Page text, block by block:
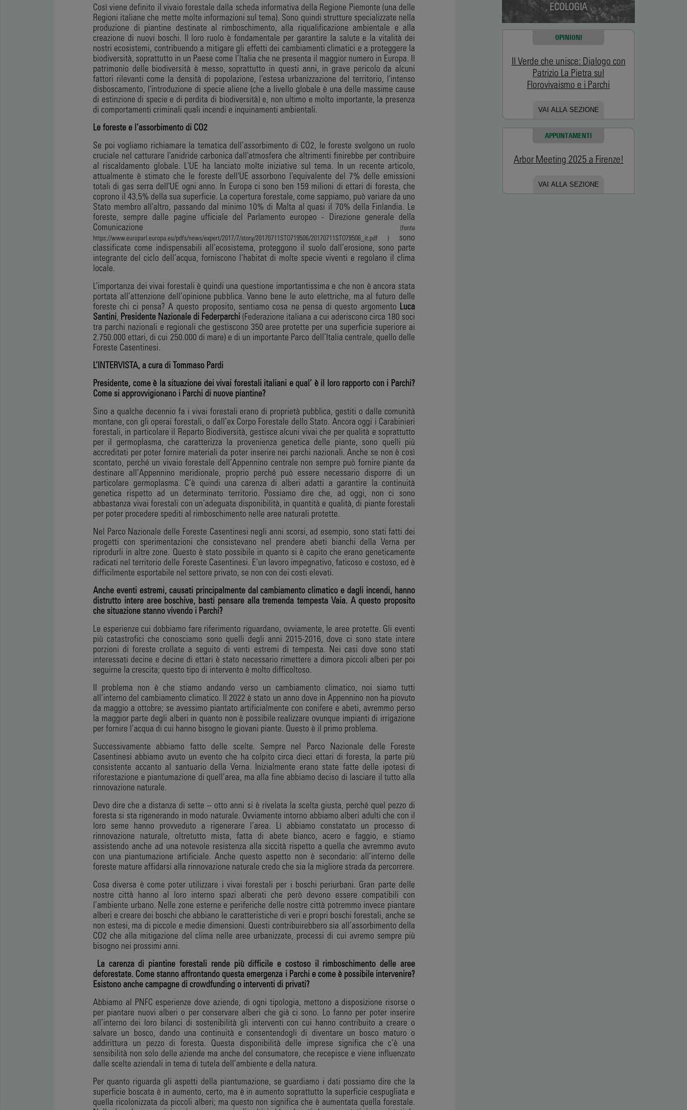
Così viene definito il vivaio forestale dalla scheda informativa della Regione Piemonte (una delle
Regioni italiane che mette molte informazioni sul tema). Sono quindi strutture specializzate nella
produzione di piantine destinate al rimboschimento, alla riqualificazione ambientale e alla
creazione di nuovi boschi. Il loro ruolo è fondamentale per garantire la salute e la vitalità dei
nostri ecosistemi, contribuendo a mitigare gli effetti dei cambiamenti climatici e a proteggere la
biodiversità, soprattutto in un Paese come l’Italia che ne presenta il maggior numero in Europa. Il
patrimonio delle biodiversità è messo, soprattutto in questi anni, in grave pericolo da alcuni
fattori rilevanti come la densità di popolazione, l'estesa urbanizzazione del territorio, l'intenso
disboscamento, l'introduzione di specie aliene (che a livello globale è una delle massime cause
di estinzione di specie e di perdita di biodiversità) e, non ultimo e molto importante, la presenza
di comportamenti criminali quali incendi e inquinamenti ambientali.
Le foreste e l’assorbimento di CO2
Se poi vogliamo richiamare la tematica dell’assorbimento di CO2, le foreste svolgono un ruolo
cruciale nel catturare l'anidride carbonica dall'atmosfera che altrimenti finirebbe per contribuire
al riscaldamento globale. L'UE ha lanciato molte iniziative sul tema. In un recente articolo,
attualmente è stimato che le foreste dell'UE assorbono l'equivalente del 7% delle emissioni
totali di gas serra dell'UE ogni anno. In Europa ci sono ben 159 milioni di ettari di foresta, che
coprono il 43,5% della sua superficie. La copertura forestale, come sappiamo, può variare da uno
Stato membro all'altro, passando dal minimo 10% di Malta al quasi il 70% della Finlandia. Le
foreste, sempre dalle pagine ufficiale del Parlamento europeo - Direzione generale della
Comunicazione
(fonte
https://www.europarl.europa.eu/pdfs/news/expert/2017/7/story/20170711STO719506/20170711STO79506_it.pdf )
sono
classificate come indispensabili all’ecosistema, proteggono il suolo dall’erosione, sono parte
integrante del ciclo dell’acqua, forniscono l’habitat di molte specie viventi e regolano il clima
locale.
L’importanza dei vivai forestali è quindi una questione importantissima e che non è ancora stata
portata all’attenzione dell’opinione pubblica. Vanno bene le auto elettriche, ma al futuro delle
foreste chi ci pensa? A questo proposito, sentiamo cosa ne pensa di questo argomento Luca
Santini, Presidente Nazionale di Federparchi (Federazione italiana a cui aderiscono circa 180 soci
tra parchi nazionali e regionali che gestiscono 350 aree protette per una superficie superiore ai
2.750.000 ettari, di cui 250.000 di mare) e di un importante Parco dell’Italia centrale, quello delle
Foreste Casentinesi.
L’INTERVISTA, a cura di Tommaso Pardi
Presidente, come è la situazione dei vivai forestali italiani e qual’ è il loro rapporto con i Parchi?
Come si approvvigionano i Parchi di nuove piantine?
Sino a qualche decennio fa i vivai forestali erano di proprietà pubblica, gestiti o dalle comunità
montane, con gli operai forestali, o dall’ex Corpo Forestale dello Stato. Ancora oggi i Carabinieri
forestali, in particolare il Reparto Biodiversità, gestisce alcuni vivai che per qualità e soprattutto
per il germoplasma, che caratterizza la provenienza genetica delle piante, sono quelli più
accreditati per poter fornire materiali da poter inserire nei parchi nazionali. Anche se non è così
scontato, perché un vivaio forestale dell’Appennino centrale non sempre può fornire piante da
destinare all’Appennino meridionale, proprio perché può essere necessario disporre di un
particolare germoplasma. C’è quindi una carenza di alberi adatti a garantire la continuità
genetica rispetto ad un determinato territorio. Possiamo dire che, ad oggi, non ci sono
abbastanza vivai forestali con un’adeguata disponibilità, in quantità e qualità, di piante forestali
per poter procedere spediti al rimboschimento nelle aree naturali protette.
Nel Parco Nazionale delle Foreste Casentinesi negli anni scorsi, ad esempio, sono stati fatti dei
progetti con sperimentazioni che consistevano nel prendere abeti bianchi della Verna per
riprodurli in altre zone. Questo è stato possibile in quanto si è capito che erano geneticamente
radicati nel territorio delle Foreste Casentinesi. E’un lavoro impegnativo, faticoso e costoso, ed è
difficilmente esportabile nel settore privato, se non con dei costi elevati.
Anche eventi estremi, causati principalmente dal cambiamentoclimatico e dagli incendi, hanno
distrutto intere aree boschive, basti pensare alla tremenda tempesta Vaia. A questo proposito
che situazione stanno vivendo i Parchi?
Le esperienze cui dobbiamo fare riferimento riguardano, ovviamente, le aree protette. Gli eventi
più catastrofici che conosciamo sono quelli degli anni 2015-2016, dove ci sono state intere
porzioni di foreste crollate a seguito di venti estremi di tempesta. Nei casi dove sono stati
interessati decine e decine di ettari è stato necessario rimettere a dimora piccoli alberi per poi
seguirne la crescita; questo tipo di intervento è molto difficoltoso.
Il problema non è che stiamo andando verso un cambiamento climatico, noi siamo tutti
all’interno del cambiamento climatico. Il 2022 è stato un anno dove in Appennino non ha piovuto
da maggio a ottobre; se avessimo piantato artificialmente con conifere e abeti, avremmo perso
la maggior parte degli alberi in quanto non è possibile realizzare ovunque impianti di irrigazione
per fornire l’acqua di cui hanno bisogno le giovani piante. Questo è il primo problema.
Successivamente abbiamo fatto delle scelte. Sempre nel Parco Nazionale delle Foreste
Casentinesi abbiamo avuto un evento che ha colpito circa dieci ettari di foresta, la parte più
consistente accanto al santuario della Verna. Inizialmente erano state fatte delle ipotesi di
riforestazione e piantumazione di quell’area, ma alla fine abbiamo deciso di lasciare il tutto alla
rinnovazione naturale.
Devo dire che a distanza di sette – otto anni si è rivelata la scelta giusta, perché quel pezzo di
foresta si sta rigenerando in modo naturale. Ovviamente intorno abbiamo alberi adulti che con il
loro seme hanno provveduto a rigenerare l’area. Lì abbiamo constatato un processo di
rinnovazione naturale, oltretutto mista, fatta di abete bianco, acero e faggio, e stiamo
assistendo anche ad una notevole resistenza alla siccità rispetto a quella che avremmo avuto
con una piantumazione artificiale. Anche questo aspetto non è secondario: all’interno delle
foreste mature affidarsi alla rinnovazione naturale credo che sia la migliore strada da percorrere.
Cosa diversa è come poter utilizzare i vivai forestali per i boschi periurbani. Gran parte delle
nostre città hanno al loro interno spazi alberati che però devono essere compatibili con
l’ambiente urbano. Nelle zone esterne e periferiche delle nostre città potremmo invece piantare
alberi e creare dei boschi che abbiano le caratteristiche di veri e propri boschi forestali, anche se
non estesi, ma di piccole e medie dimensioni. Questi contribuirebbero sia all’assorbimento della
CO2 che alla mitigazione del clima nelle aree urbanizzate, processi di cui avremo sempre più
bisogno nei prossimi anni.
La carenza di piantine forestali rende più difficile e costoso il rimboschimento delle aree
deforestate. Come stanno affrontandoquesta emergenza i Parchi e come è possibile intervenire?
Esistono anche campagne di crowdfunding o interventi di privati?
Abbiamo al PNFC esperienze dove aziende, di ogni tipologia, mettono a disposizione risorse o
per piantare nuovi alberi o per conservare alberi che già ci sono. Lo fanno per poter inserire
all’interno dei loro bilanci di sostenibilità gli interventi con cui hanno contribuito a creare o
salvare un bosco, dando una continuità e consentendogli di diventare un bosco maturo o
addirittura un pezzo di foresta. Questa disponibilità delle imprese significa che c’è una
sensibilità non solo delle aziende ma anche del consumatore, che recepisce e viene influenzato
dalle scelte aziendali in tema di tutela dell’ambiente e della natura.
Per quanto riguarda gli aspetti della piantumazione, se guardiamo i dati possiamo dire che la
superficie boscata è in aumento, certo, ma è in aumento soprattutto la superficie cespugliata e
quella ricolonizzata da piccoli alberi; ma questo non significa che è aumentata quella forestale.
ECOLOGIA
OPINIONI
Il Verde che unisce: Dialogo con
Patrizio La Pietra sul
Florovivaismo e i Parchi
VAI ALLA SEZIONE
APPUNTAMENTI
Arbor Meeting 2025 a Firenze!
VAI ALLA SEZIONE